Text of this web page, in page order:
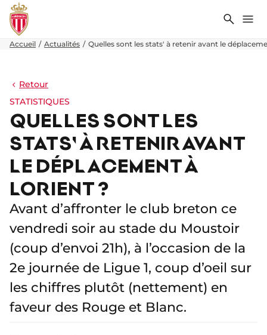
Accueil Actualités Quelles sont les stats' à retenir avant le
Retour
STATISTIQUES
QUELLES SONT LES
STATS' À RETENIR AVANT
LE DÉPLACEMENT À
LORIENT ?
Avant d’affronter le club breton ce
vendredi soir au stade du Moustoir
(coup d’envoi 21h), à l’occasion de la
2e journée de Ligue 1, coup d’oeil sur
les chiffres plutôt (nettement) en
faveur des Rouge et Blanc.